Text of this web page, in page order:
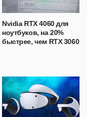
Nvidia RTX 4060 для
ноутбуков, на 20%
быстрее, чем RTX 3060